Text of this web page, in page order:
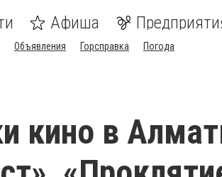
Афиша
Объявления Горсправка Погода
кино в